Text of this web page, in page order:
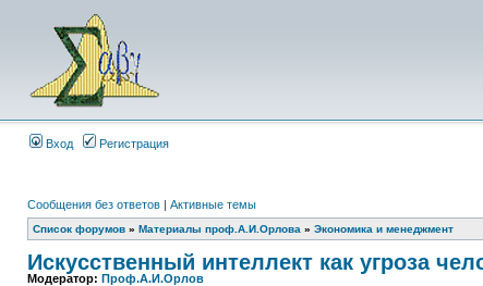
Вход Регистрация
Сообщения без ответов | Активные темы
Список форумов » Материалы проф.А.И.Орлова » Экономика и менеджмент
Искусственный интеллект как угроза
Модератор: Проф.А.И.Орлов